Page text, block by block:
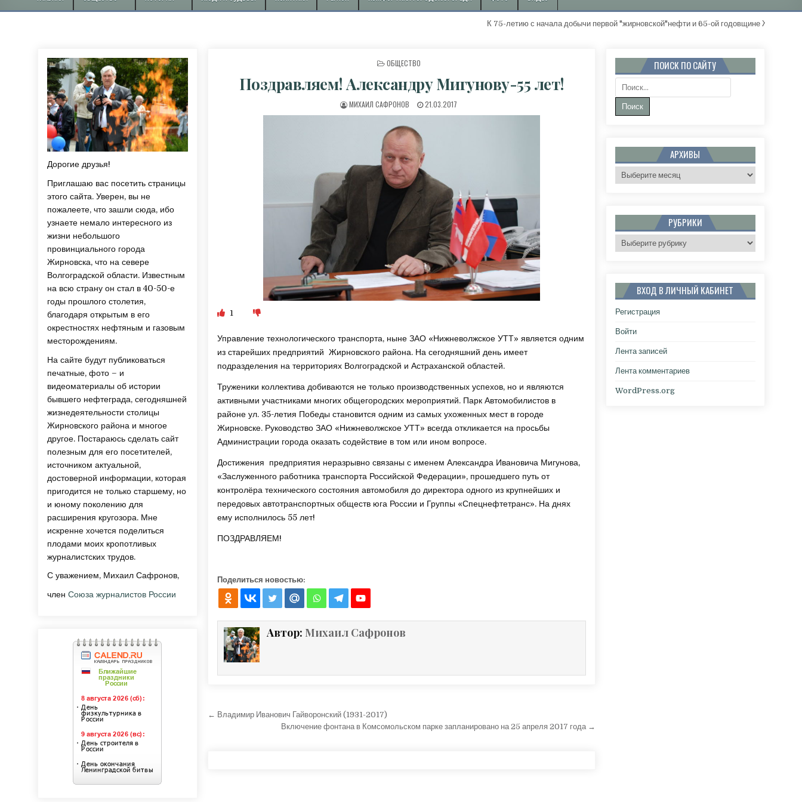
К 75-летию с начала добычи первой "жирновской"нефти и 65-ой годовщине
ОПУБЛИКОВАНО В
ОБЩЕСТВО
Поздравляем! Александру Мигунову-55 лет!
АВТОР:
МИХАИЛ САФРОНОВ ДАТА ПУБЛИКАЦИИ:
21.03.2017
1
Управление технологического транспорта, ныне ЗАО «Нижневолжское УТТ» является одним
из старейших предприятий Жирновского района. На сегодняшний день имеет
подразделения на территориях Волгоградской и Астраханской областей.
Труженики коллектива добиваются не только производственных успехов, но и являются
активными участниками многих общегородских мероприятий. Парк Автомобилистов в
районе ул. 35-летия Победы становится одним из самых ухоженных мест в городе
Жирновске. Руководство ЗАО «Нижневолжское УТТ» всегда откликается на просьбы
Администрации города оказать содействие в том или ином вопросе.
Достижения предприятия неразрывно связаны с именем Александра Ивановича Мигунова,
«Заслуженного работника транспорта Российской Федерации», прошедшего путь от
контролёра технического состояния автомобиля до директора одного из крупнейших и
передовых автотранспортных обществ юга России и Группы «Спецнефтетранс». На днях
ему исполнилось 55 лет!
ПОЗДРАВЛЯЕМ!
Поделиться новостью:
Автор: Михаил Сафронов
Навигация по записям
← Владимир Иванович Гайворонский (1931-2017)
Включение фонтана в Комсомольском парке запланировано на 25 апреля 2017 года →
Дорогие друзья!
Приглашаю вас посетить страницы
этого сайта. Уверен, вы не
пожалеете, что зашли сюда, ибо
узнаете немало интересного из
жизни небольшого
провинциального города
Жирновска, что на севере
Волгоградской области. Известным
на всю страну он стал в 40-50-е
годы прошлого столетия,
благодаря открытым в его
окрестностях нефтяным и газовым
месторождениям.
На сайте будут публиковаться
печатные, фото – и
видеоматериалы об истории
бывшего нефтеграда, сегодняшней
жизнедеятельности столицы
Жирновского района и многое
другое. Постараюсь сделать сайт
полезным для его посетителей,
источником актуальной,
достоверной информации, которая
пригодится не только старшему, но
и юному поколению для
расширения кругозора. Мне
искренне хочется поделиться
плодами моих кропотливых
журналистских трудов.
С уважением, Михаил Сафронов,
членСоюза журналистов России
ПОИСК ПО САЙТУ
Поиск:
АРХИВЫ
Архивы
РУБРИКИ
Рубрики
ВХОД В ЛИЧНЫЙ КАБИНЕТ
Регистрация
Войти
Лента записей
Лента комментариев
WordPress.org